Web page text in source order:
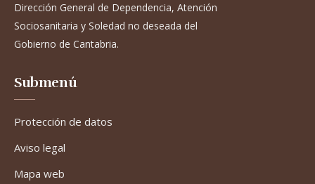
Dirección General de Dependencia, Atención
Sociosanitaria y Soledad no deseada del
Gobierno de Cantabria.
Submenú
Protección de datos
Aviso legal
Mapa web